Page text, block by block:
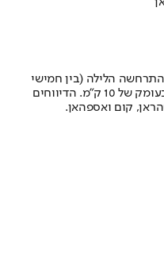
בסולם ריכטר התרחשה הלילה (בין חמישי
לשישי) באזור זווארה שבמחוז אספהאן בעומק של 10 ק"מ. הדיווחים
קום ואספהאן.